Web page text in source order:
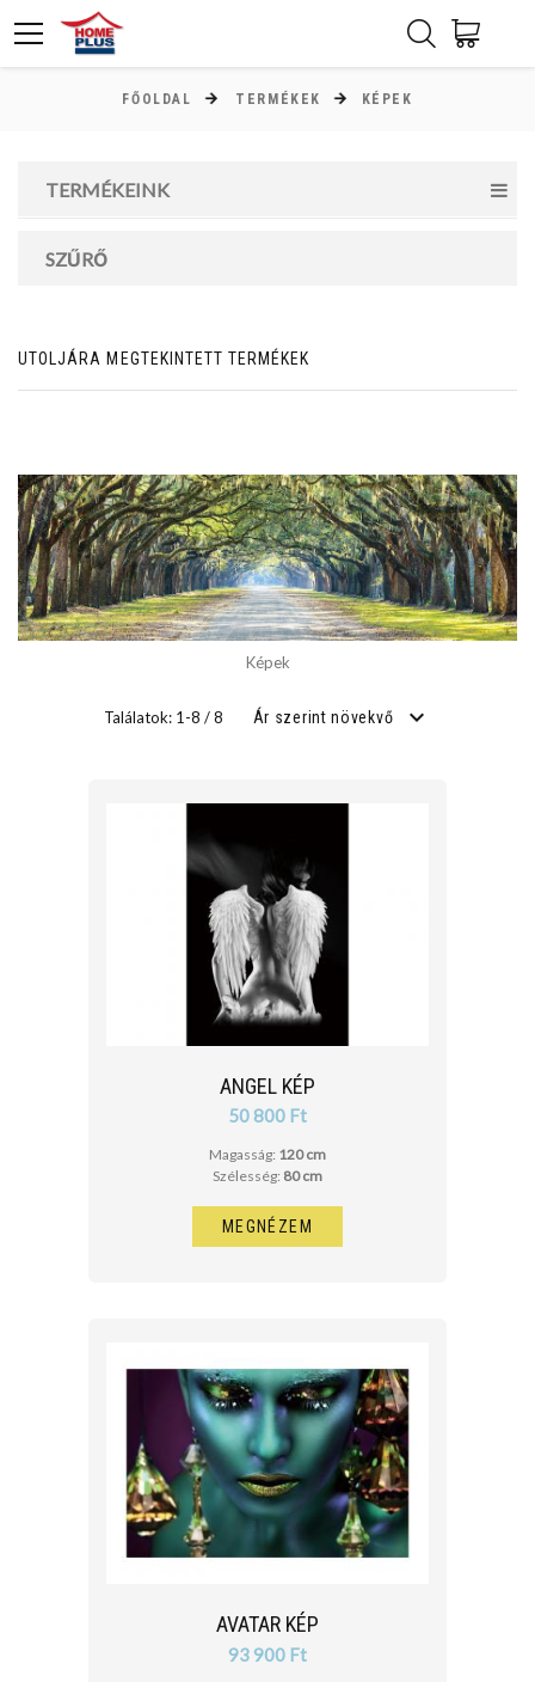
FŐOLDAL TERMÉKEK KÉPEK
TERMÉKEINK
SZŰRŐ
Maximum ár
MAGASSÁG
cm
SZÉLESSÉG
cm
UTOLJÁRA MEGTEKINTETT TERMÉKEK
Képek
Találatok: 1-8 / 8 Ár szerint növekvő
ANGEL KÉP
50 800 Ft
Magasság: 120 cm
Szélesség: 80 cm
MEGNÉZEM
AVATAR KÉP
93 900 Ft